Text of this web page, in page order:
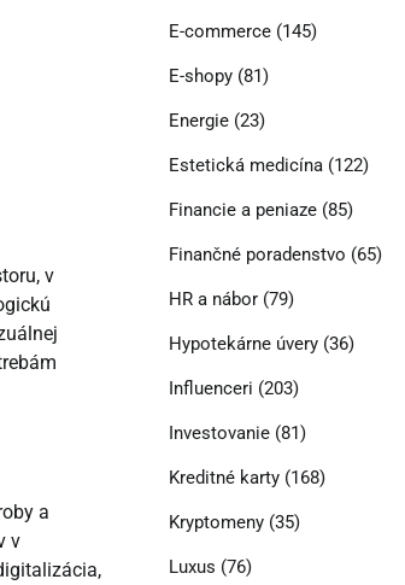
v
a
v
E-commerce(145)
E-shopy(81)
Energie(23)
Estetická medicína(122)
Financie a peniaze(85)
Finančné poradenstvo (65)
HR a nábor(79)
Hypotekárne úvery(36)
Influenceri (203)
Investovanie(81)
Kreditné karty(168)
Kryptomeny(35)
Luxus (76)